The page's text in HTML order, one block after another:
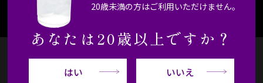
#cocktail #本格焼酎・泡盛
#カクテル
20歳未満の方はご利用いただけません。
あなたは20歳以上ですか？
はい いいえ